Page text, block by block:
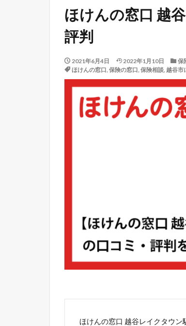
ほけんの窓口 越
評判
2021年6月4日 2022年1月10日 保
ほけんの窓口, 保険の窓口, 保険相談, 越谷市
ほけんの窓口 越谷レイクタウ